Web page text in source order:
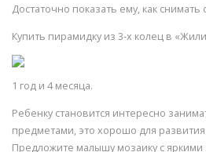
Достаточно показать ему, как снимать
Купить пирамидку из 3-х колец в
1 год и 4 месяца.
Ребенку становится интересно
предметами, это хорошо для
Предложите малышу мозаику с